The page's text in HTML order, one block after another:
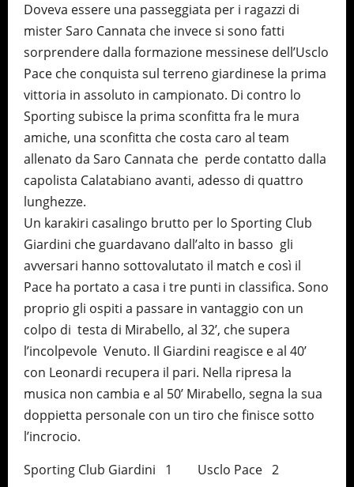
Doveva essere una passeggiata per i ragazzi di
mister Saro Cannata che invece si sono fatti
sorprendere dalla formazione messinese dell’Usclo
Pace che conquista sul terreno giardinese la prima
vittoria in assoluto in campionato. Di contro lo
Sporting subisce la prima sconfitta fra le mura
amiche, una sconfitta che costa caro al team
allenato da Saro Cannata che perde contatto dalla
capolista Calatabiano avanti, adesso di quattro
lunghezze.
Un karakiri casalingo brutto per lo Sporting Club
Giardini che guardavano dall’alto in basso gli
avversari hanno sottovalutato il match e così il
Pace ha portato a casa i tre punti in classifica. Sono
proprio gli ospiti a passare in vantaggio con un
colpo di testa di Mirabello, al 32’, che supera
l’incolpevole Venuto. Il Giardini reagisce e al 40’
con Leonardi recupera il pari. Nella ripresa la
musica non cambia e al 50’ Mirabello, segna la sua
doppietta personale con un tiro che finisce sotto
l’incrocio.
Sporting Club Giardini 1 Usclo Pace 2